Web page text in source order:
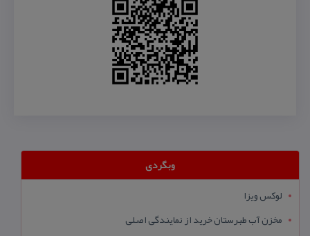
وبگردی
لوکس ویزا
مخزن آب طبرستان خرید از نمایندگی اصلی